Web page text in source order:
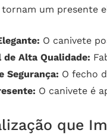
tornam um presente
O canivete
de Alta Qualidade:
Segurança: O fecho
O canivete é
que